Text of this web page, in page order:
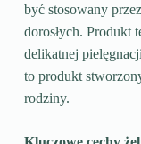
być stosowany
dorosłych. Produkt
delikatnej
to produkt
rodziny.